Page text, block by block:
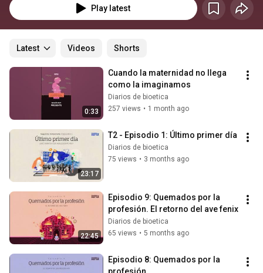
Play latest
Latest Videos Shorts
0:33
Cuando la maternidad no llega
como la imaginamos
Diarios de bioetica
257 views • 1 month ago
23:17
T2 - Episodio 1: Último primer día
Diarios de bioetica
75 views • 3 months ago
22:45
Episodio 9: Quemados por la
profesión. El retorno del ave fenix
Diarios de bioetica
65 views • 5 months ago
Episodio 8: Quemados por la